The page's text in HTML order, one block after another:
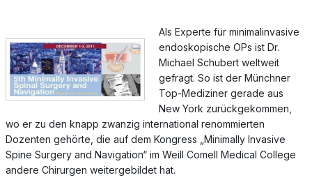
Als Experte für minimalinvasive
endoskopische OPs ist Dr.
Michael Schubert weltweit
gefragt. So ist der Münchner
Top-Mediziner gerade aus
New York zurückgekommen,
wo er zu den knapp zwanzig international renommierten
Dozenten gehörte, die auf dem Kongress „Minimally Invasive
Spine Surgery and Navigation“ im Weill Comell Medical College
andere Chirurgen weitergebildet hat.